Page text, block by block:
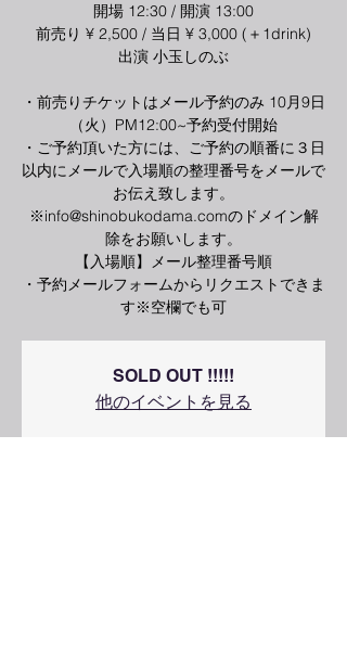
開場 12:30 / 開演 13:00
前売り ¥ 2,500 / 当日 ¥ 3,000 (＋1drink)
出演 小玉しのぶ
・前売りチケットはメール予約のみ 10月9日
（火）PM12:00~予約受付開始
・ご予約頂いた方には、ご予約の順番に３日
以内にメールで入場順の整理番号をメールで
お伝え致します。
※info@shinobukodama.comのドメイン解
除をお願いします。
【入場順】メール整理番号順
・予約メールフォームからリクエストできま
す※空欄でも可
SOLD OUT !!!!!
他のイベントを見る